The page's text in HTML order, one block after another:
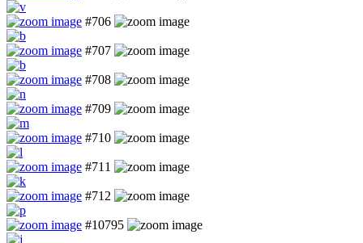
#706
#707
#708
#709
#710
#711
#712
#10795